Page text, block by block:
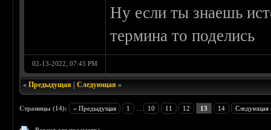
Ну если ты знаешь
термина то поделись
02-13-2022, 07:45 PM
«Предыдущая |Следующая »
Страницы (14): « Предыдущая 1 10 11 12 13 14 Следующая